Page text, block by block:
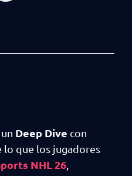
Deep Dive con
que los jugadores
NHL 26